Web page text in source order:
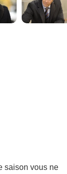
saison vous ne